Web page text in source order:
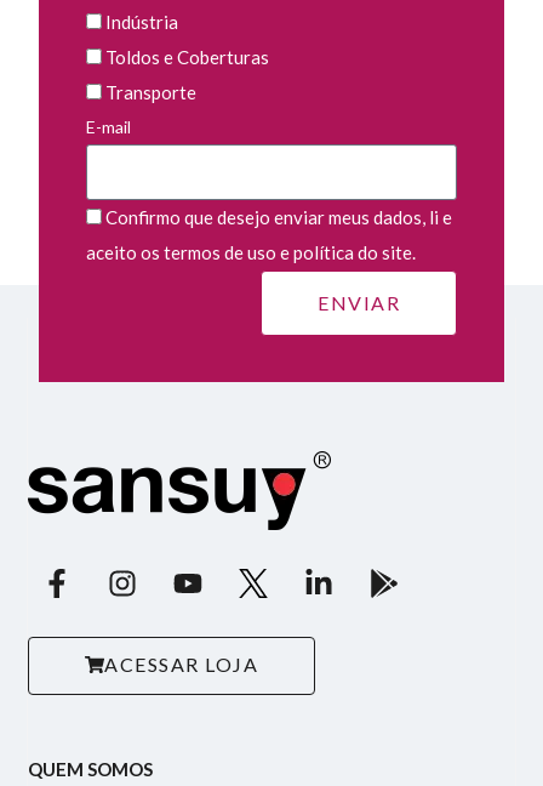
Indústria
Toldos e Coberturas
Transporte
E-mail
Confirmo que desejo enviar meus dados, li e
aceito os termos de uso e política do site.
ACESSAR LOJA
QUEM SOMOS